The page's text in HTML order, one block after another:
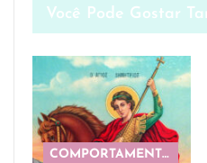
Você Pode Gostar
COMPORTAMENTO